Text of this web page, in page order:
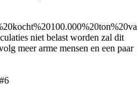
niet belast worden zal dit
meer arme mensen en een paar
#6